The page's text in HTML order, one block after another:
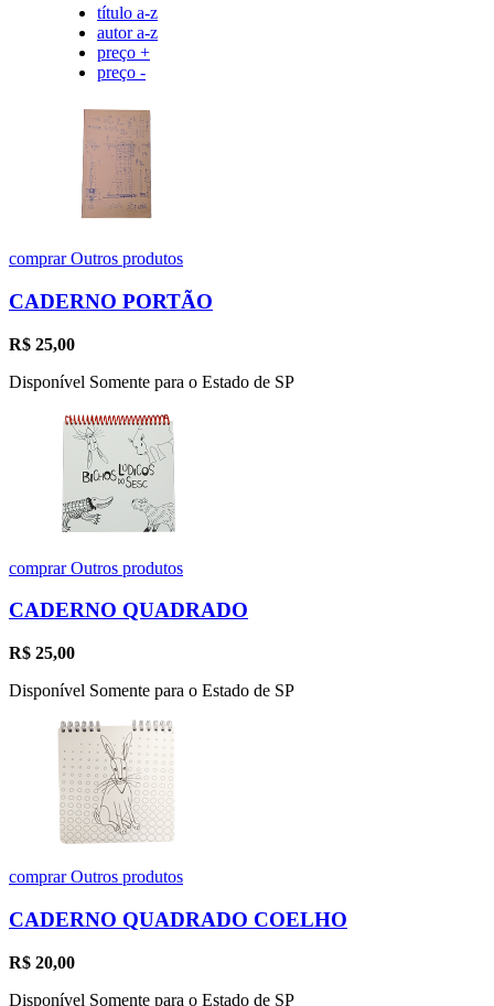
título a-z
autor a-z
preço +
preço -
comprarOutros produtos
CADERNO PORTÃO
R$ 25,00
Disponível Somente para o Estado de SP
comprarOutros produtos
CADERNO QUADRADO
R$ 25,00
Disponível Somente para o Estado de SP
comprarOutros produtos
CADERNO QUADRADO COELHO
R$ 20,00
Disponível Somente para o Estado de SP